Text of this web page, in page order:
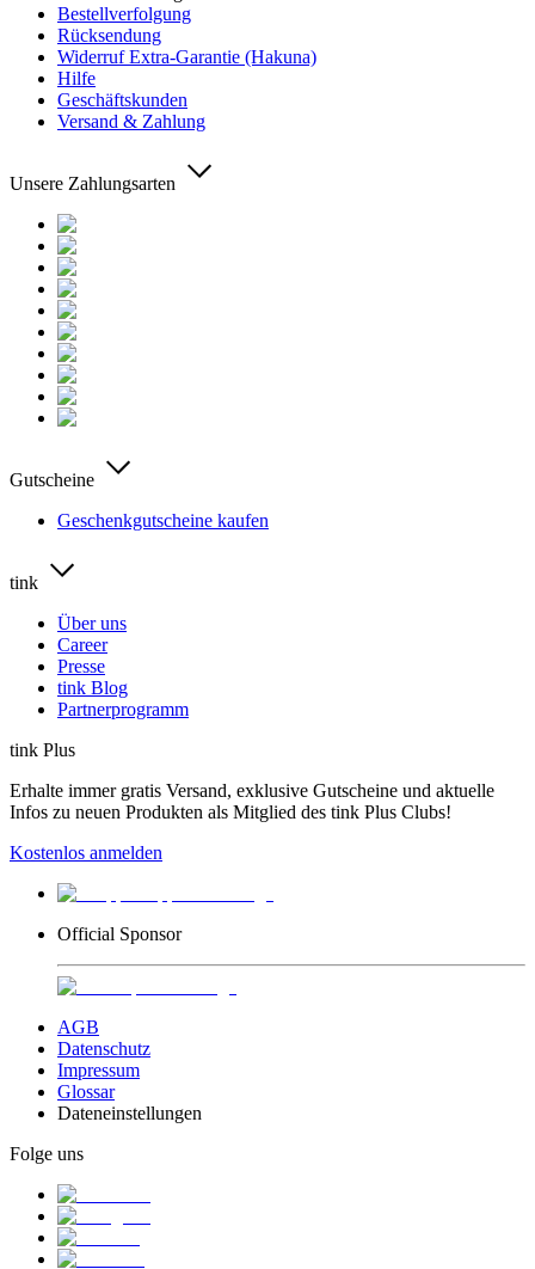
Bestellverfolgung
Rücksendung
Widerruf Extra-Garantie (Hakuna)
Hilfe
Geschäftskunden
Versand & Zahlung
Unsere Zahlungsarten
Gutscheine
Geschenkgutscheine kaufen
tink
Über uns
Career
Presse
tink Blog
Partnerprogramm
tink Plus
Erhalte immer gratis Versand, exklusive Gutscheine und aktuelle
Infos zu neuen Produkten als Mitglied des tink Plus Clubs!
Kostenlos anmelden
Official Sponsor
AGB
Datenschutz
Impressum
Glossar
Dateneinstellungen
Folge uns